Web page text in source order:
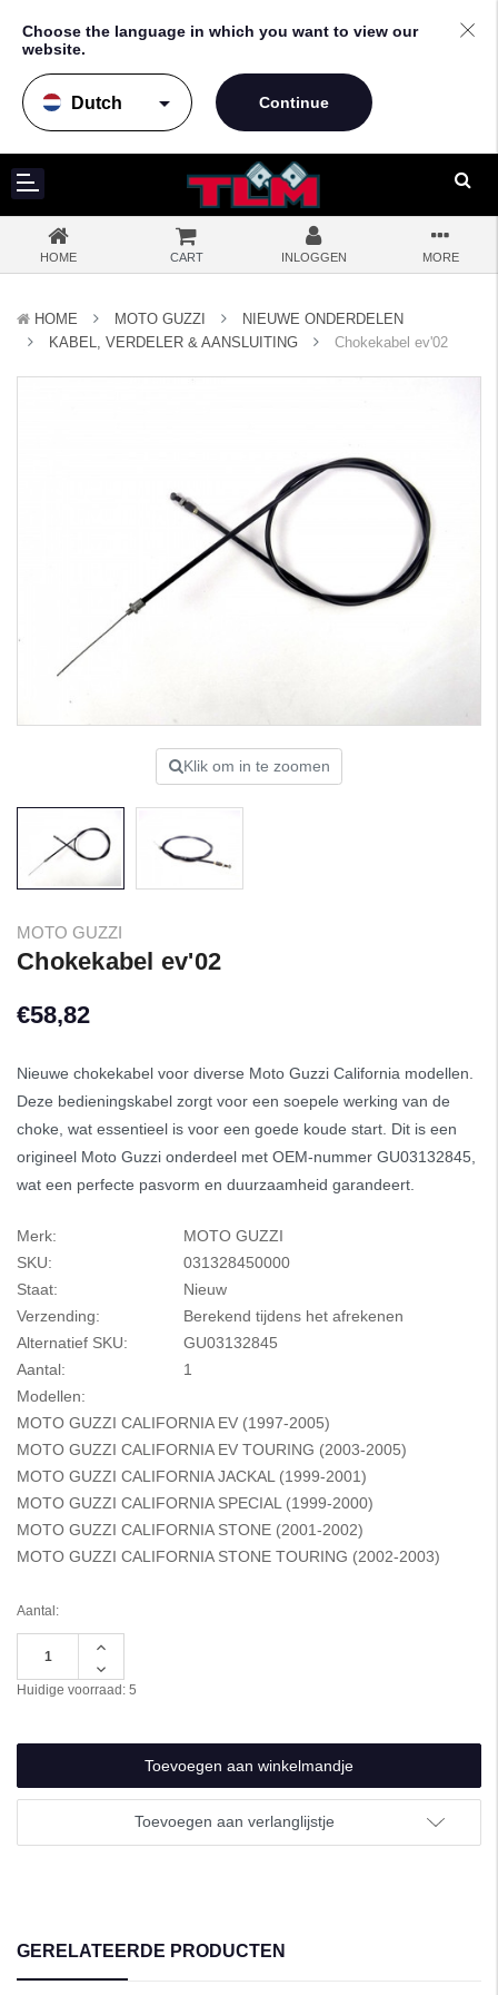
Choose the language in which you want to view our
website.
arrow_drop_down
HOME CART INLOGGEN MORE
HOME MOTO GUZZI
NIEUWE ONDERDELEN
KABEL, VERDELER & AANSLUITING
Chokekabel ev'02
Klik om in te zoomen
MOTO GUZZI
Chokekabel ev'02
€58,82
Nieuwe chokekabel voor diverse Moto Guzzi California modellen.
Deze bedieningskabel zorgt voor een soepele werking van de
choke, wat essentieel is voor een goede koude start. Dit is een
origineel Moto Guzzi onderdeel met OEM-nummer GU03132845,
wat een perfecte pasvorm en duurzaamheid garandeert.
Merk:
MOTO GUZZI
SKU:
031328450000
Staat:
Nieuw
Verzending:
Berekend tijdens het afrekenen
Alternatief SKU:
GU03132845
Aantal:
1
Modellen:
MOTO GUZZI CALIFORNIA EV (1997-2005)
MOTO GUZZI CALIFORNIA EV TOURING (2003-2005)
MOTO GUZZI CALIFORNIA JACKAL (1999-2001)
MOTO GUZZI CALIFORNIA SPECIAL (1999-2000)
MOTO GUZZI CALIFORNIA STONE (2001-2002)
MOTO GUZZI CALIFORNIA STONE TOURING (2002-2003)
Aantal:
Hoeveelheid
van
undefined
Hoeveelheid
verlagen
van
Huidige voorraad: 5
Toevoegen aan verlanglijstje
GERELATEERDE PRODUCTEN